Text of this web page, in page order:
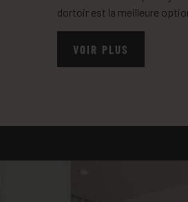
dortoir est la meilleure
VOIR PLUS